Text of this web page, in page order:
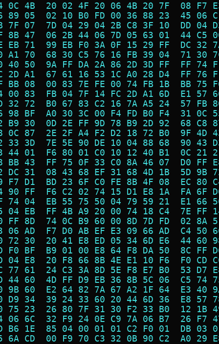
0C 4B  20 02 4F 20 06 4B 20 7F  08
89 05  02 10 B0 FD 00 36 88 23  45
7F 07  7D 04 29 04 2B C8 3F 10  DD
8B 47  06 2B 44 06 7D 05 63 01  44
EB 71  99 EB F0 3A 0F 15 29 FF  DC
A1 70  68 30 C5 76 16 FB 39 04  71
40 50  9A FF DA 2A 86 2D 3D FF  FF
2D A1  67 61 16 53 1C A0 28 D4  FF
BB 08  00 83 7E FE 00 74 FB 1B  BB
00 83  FB 04 7F 14 FC 2D A1 6D  E1
32 72  B0 67 83 C2 16 7A A5 24  57
98 BF  A0 30 3C 00 F4 FD B0 F4  31
B9 30  0D 2E FF 9D 78 B9 2D 92  68
0C 87  2E 2F A4 F2 D2 18 72 B0  9F
33 3D  7E 5E 90 DE 10 04 88 68  90
44 01  F6 80 01 C0 10 12 40 B1  0C
BB 43  FF 75 0F 33 C0 8A 46 07  D0
DC 31  08 43 68 EF 31 68 4D 1B  5D
F7 D1  BD 23 6F C0 FE 8B 4F 08  EC
90 FF  F6 C2 02 74 15 D1 E8 1A  FA
74 04  EB 55 75 50 04 79 59 21  E1
04 EB  FF 4B A9 20 00 74 18 C4  7E
FF 8D  74 0C B9 60 00 8D 7D FD  02
06 AD  F7 D0 AB EF E3 09 66 AD  C4
72 30  20 41 E8 ED 05 34 6D E6  44
F0 BF  B9 01 00 E8 64 F8 DA 50  8C
04 E8  20 F8 66 8B 4E E1 10 F6  F0
77 61  24 C3 3A 8D 5E F8 E7 B0  53
44 60  4D FF D9 EB 36 8B 5C 06  C5
9B 60  E2 64 82 7A 67 A2 1F 64  E3
D9 34  39 24 33 60 20 44 6D 36  E8
75 23  26 80 7F 31 30 F2 33 B0  12
06 6C  32 F9 24 0E C9 7A 06 B7  26
B6 1E  85 04 00 01 01 C2 F0 01  DB
6A CD  00 F9 70 C3 32 0B 90 C2  A0